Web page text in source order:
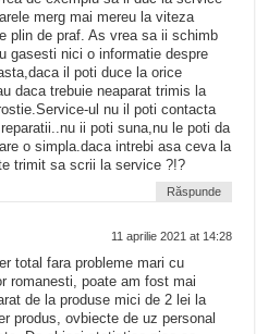
merg mai mereu la viteza
plin de praf. As vrea sa ii schimb
gasesti nici o informatie despre
il poti duce la orice
daca trebuie neaparat trimis la
ul nu il poti contacta
ii poti suna,nu le poti da
o simpla.daca intrebi asa ceva la
trimit sa scrii la service ?!?
Răspunde
11 aprilie 2021 at 14:28
total fara probleme mari cu
romanesti, poate am fost mai
de la produse mici de 2 lei la
produs, ovbiecte de uz personal